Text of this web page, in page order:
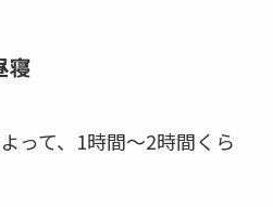
寝
って、1時間～2時間くら